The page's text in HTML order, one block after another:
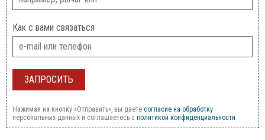
Как с вами связаться
Нажимая на кнопку «Отправить», вы даете согласие на обработку
персональных данных и соглашаетесь c политикой конфиденциальности